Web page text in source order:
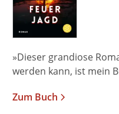
»Dieser grandiose
werden kann, ist mein
Zum Buch